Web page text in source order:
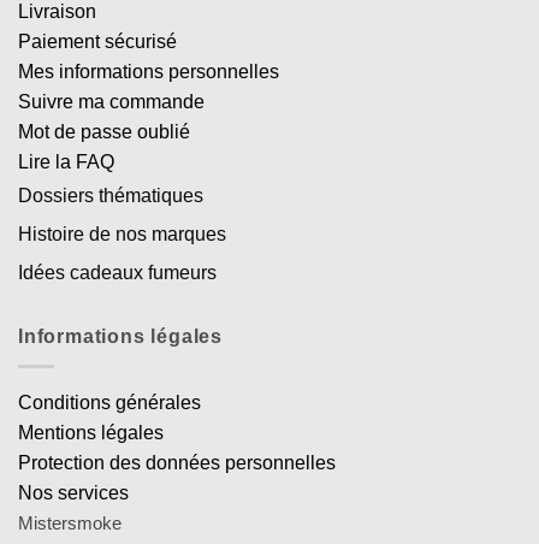
Livraison
Paiement sécurisé
Mes informations personnelles
Suivre ma commande
Mot de passe oublié
Lire la FAQ
Dossiers thématiques
Histoire de nos marques
Idées cadeaux fumeurs
Informations légales
Conditions générales
Mentions légales
Protection des données personnelles
Nos services
Mistersmoke